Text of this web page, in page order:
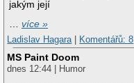
jakým její
…více »
Ladislav Hagara
Komentářů: 8
MS Paint Doom
dnes 12:44 | Humor